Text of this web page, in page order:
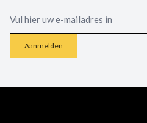
Aanmelden